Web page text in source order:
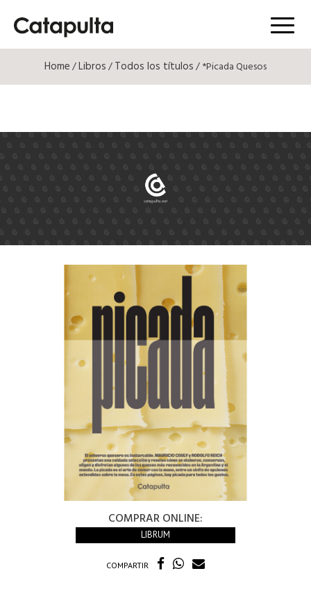
Menú
Home/Libros/Todos los títulos/ *Picada Quesos
COMPRAR ONLINE:
LIBRUM
COMPARTIR